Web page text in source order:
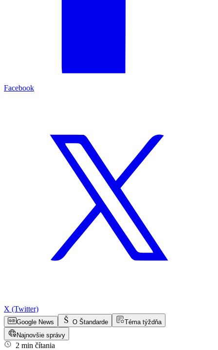
Facebook
X (Twitter)
Google News O Štandarde
Téma týždňa
Najnovšie správy
2 min čítania